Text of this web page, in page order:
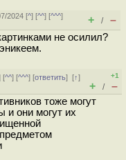
2024 [^] [^^] [^^^]
+ / –
не осилил?
[^^] [^^^] [ответить][↑]
+1
+ / –
тоже могут
и они могут их